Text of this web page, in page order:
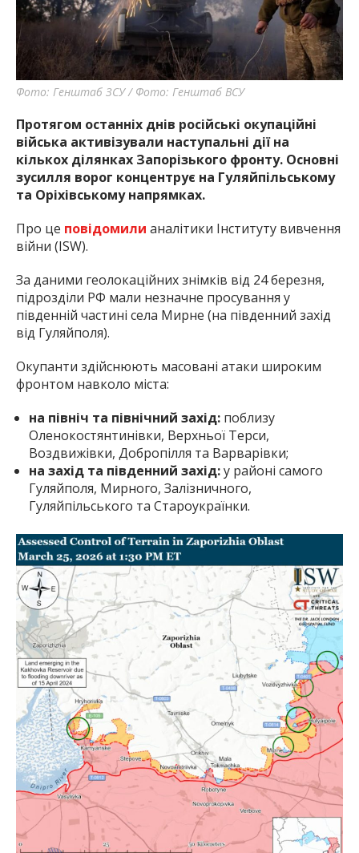
найважливішу інформацію про події
міста Запоріжжя та області.
Фото: Генштаб ЗСУ / Фото: Генштаб ВСУ
Протягом останніх днів російські окупаційні
війська активізували наступальні дії на
кількох ділянках Запорізького фронту. Основні
зусилля ворог концентрує на Гуляйпільському
та Оріхівському напрямках.
Про це повідомили аналітики Інституту вивчення
війни (ISW).
За даними геолокаційних знімків від 24 березня,
підрозділи РФ мали незначне просування у
південній частині села Мирне (на південний захід
від Гуляйполя).
Окупанти здійснюють масовані атаки широким
фронтом навколо міста:
на північ та північний захід: поблизу
Оленокостянтинівки, Верхньої Терси,
Воздвижівки, Добропілля та Варварівки;
на захід та південний захід:у районі самого
Гуляйполя, Мирного, Залізничного,
Гуляйпільського та Староукраїнки.